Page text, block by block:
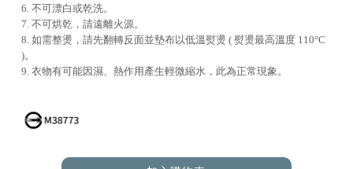
6. 不可漂白或乾洗。
7. 不可烘乾，請遠離火源。
8. 如需整燙，請先翻轉反面並墊布以低溫熨燙 ( 熨燙最高溫度 110°C
)。
9. 衣物有可能因濕、熱作用產生輕微縮水，此為正常現象。